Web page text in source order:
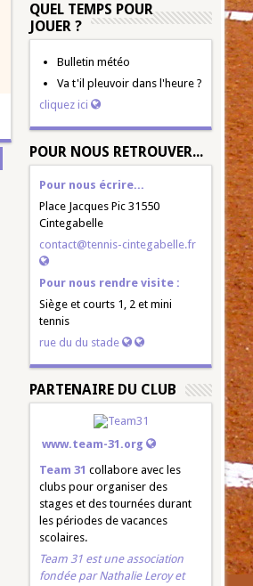
QUEL TEMPS POUR
JOUER ?
Bulletin météo
Va t'il pleuvoir dans l'heure ?
cliquez ici
POUR NOUS RETROUVER...
Pour nous écrire...
Place Jacques Pic 31550
Cintegabelle
contact@tennis-cintegabelle.fr
Pour nous rendre visite :
Siège et courts 1, 2 et mini
tennis
rue du du stade
PARTENAIRE DU CLUB
www.team-31.org
Team 31 collabore avec les
clubs pour organiser des
stages et des tournées durant
les périodes de vacances
scolaires.
Team 31 est une association
fondée parNathalie Leroyet